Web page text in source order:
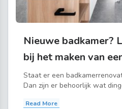
Nieuwe badkamer?
bij het maken van
Staat er een
Dan zijn er behoorlijk wat
Read More